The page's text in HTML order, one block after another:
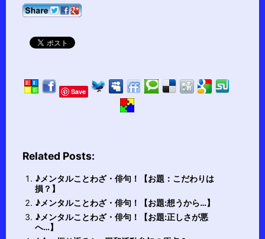
Save
Related Posts:
♪メンタルことわざ・俳句！【お題：こだわりは
損？】
♪メンタルことわざ・俳句！【お題:想うから…】
♪メンタルことわざ・俳句！【お題:正しさが悪
へ…】